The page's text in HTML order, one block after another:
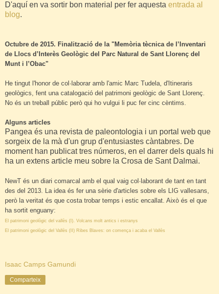
D'aquí en va sortir bon material per fer aquesta entrada al
blog.
Octubre de 2015. Finalització de la "Memòria tècnica de l’Inventari
de Llocs d’Interès Geològic del Parc Natural de Sant Llorenç del
Munt i l’Obac"
He tingut l'honor de col·laborar amb l'amic Marc Tudela, d'Itineraris
geològics, fent una catalogació del patrimoni geològic de Sant Llorenç.
No és un treball públic però qui ho vulgui li puc fer cinc cèntims.
Alguns articles
Pangea és una revista de paleontologia i un portal web que
sorgeix de la mà d'un grup d'entusiastes càntabres. De
moment han publicat tres números, en el darrer dels quals hi
ha un extens article meu sobre la Crosa de Sant Dalmai.
NewT és un diari comarcal amb el qual vaig col·laborant de tant en tant
des del 2013. La idea és fer una sèrie d'articles sobre els LIG vallesans,
però la veritat és que costa trobar temps i estic encallat. Això és el que
ha sortit enguany:
El patrimoni geològic del vallès (I). Volcans molt antics i estranys
El patrimoni geològic del Vallès (II) Ribes Blaves: on comença i acaba el Vallès
Isaac Camps Gamundi
Comparteix